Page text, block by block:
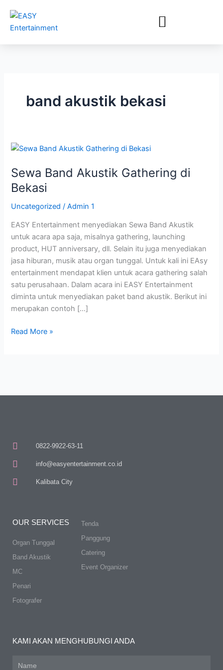
konten
band akustik bekasi
Sewa Band Akustik Gathering di
Bekasi
Uncategorized /Admin 1
EASY Entertainment menyediakan Sewa Band Akustik
untuk acara apa saja, misalnya gathering, launching
product, HUT anniversary, dll. Selain itu juga menyediakan
jasa hiburan, musik atau organ tunggal. Untuk kali ini EAsy
entertainment mendapat klien untuk acara gathering salah
satu perusahaan. Dalam acara ini EASY Entertainment
diminta untuk menyediakan paket band akustik. Berikut ini
merupakan contoh […]
Sewa
Akustik
Gathering
Bekasi
Read More »
0822-9922-63-11
info@easyentertainment.co.id
Kalibata City
OUR SERVICES
Organ Tunggal
Band Akustik
MC
Penari
Fotografer
Tenda
Panggung
Catering
Event Organizer
KAMI AKAN MENGHUBUNGI ANDA